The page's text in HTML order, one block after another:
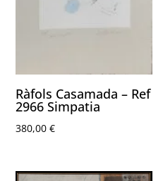
Ràfols Casamada – Ref
2966 Simpatia
380,00€